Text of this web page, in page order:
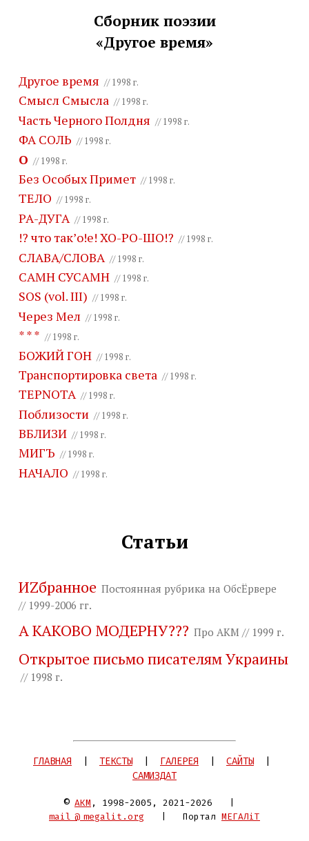
Сборник поэзии
«Другое время»
Другое время // 1998 г.
Смысл Смысла // 1998 г.
Часть Черного Полдня // 1998 г.
ФА СОЛЬ // 1998 г.
O // 1998 г.
Без Особых Примет // 1998 г.
ТЕЛО // 1998 г.
РА-ДУГА // 1998 г.
!? что так’о!е! ХО-РО-ШО!? // 1998 г.
СЛАВА/СЛОВА // 1998 г.
САМН СУСАМН // 1998 г.
SOS (vol. III) // 1998 г.
Через Мел // 1998 г.
* * * // 1998 г.
БОЖИЙ ГОН // 1998 г.
Транспортировка света // 1998 г.
TEPNOTA // 1998 г.
Поблизости // 1998 г.
ВБЛИЗИ // 1998 г.
МИГЪ // 1998 г.
НАЧАЛО // 1998 г.
Статьи
ИZбранное Постоянная рубрика на ОбсЁрвере
// 1999-2006 гг.
А КАКОВО МОДЕРНУ??? Про АКМ // 1999 г.
Открытое письмо писателям Украины
// 1998 г.
ГЛАВНАЯ ТЕКСТЫ ГАЛЕРЕЯ САЙТЫ
САМИЗДАТ
© АКМ , 1998-2005, 2021-2026 |
mail@ megalit.org | Портал МЕГАЛіТ